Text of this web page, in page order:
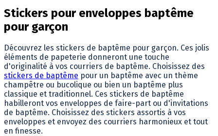
Stickers pour enveloppes baptême
pour garçon
Découvrez les stickers de baptême pour garçon. Ces jolis
éléments de papeterie donneront une touche
d'originalité à vos courriers de baptême. Choisissez des
stickers de baptême pour un baptême avec un thème
champêtre ou bucolique ou bien un baptême plus
classique et traditionnel. Ces stickers de baptême
habilleront vos enveloppes de faire-part ou d'invitations
de baptême. Choisissez des stickers assortis à vos
enveloppes et envoyez des courriers harmonieux et tout
en finesse.